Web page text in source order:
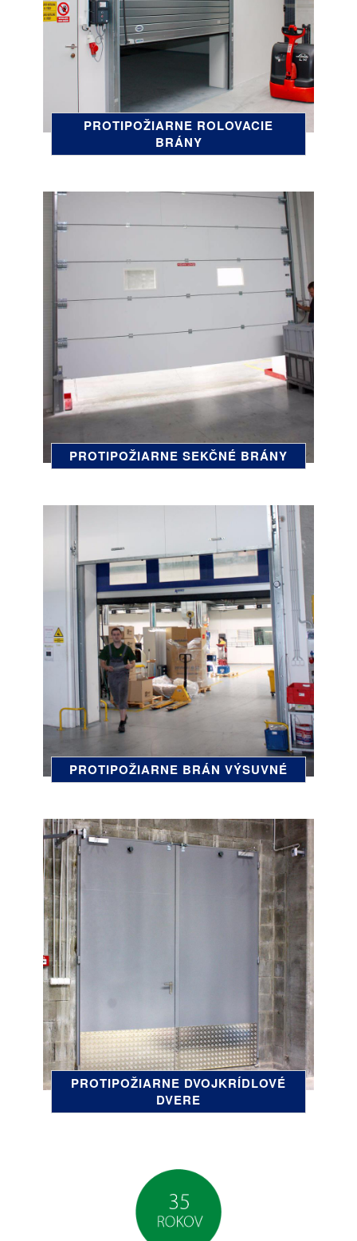
PROTIPOŽIARNE ROLOVACIE
BRÁNY
PROTIPOŽIARNE SEKČNÉ BRÁNY
PROTIPOŽIARNE BRÁN VÝSUVNÉ
PROTIPOŽIARNE DVOJKRÍDLOVÉ
DVERE